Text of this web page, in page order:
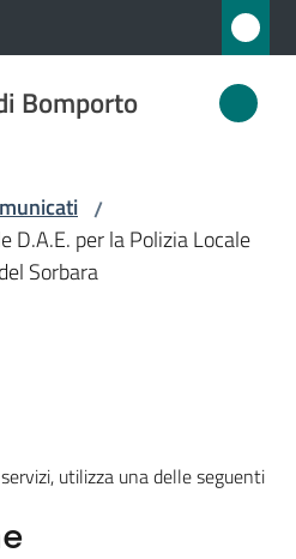
Bomporto
/
D.A.E. per la Polizia Locale
Sorbara
utilizza una delle seguenti